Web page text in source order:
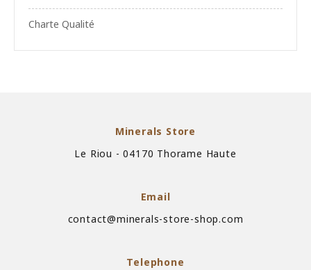
Charte Qualité
Minerals Store
Le Riou - 04170 Thorame Haute
Email
contact@minerals-store-shop.com
Telephone